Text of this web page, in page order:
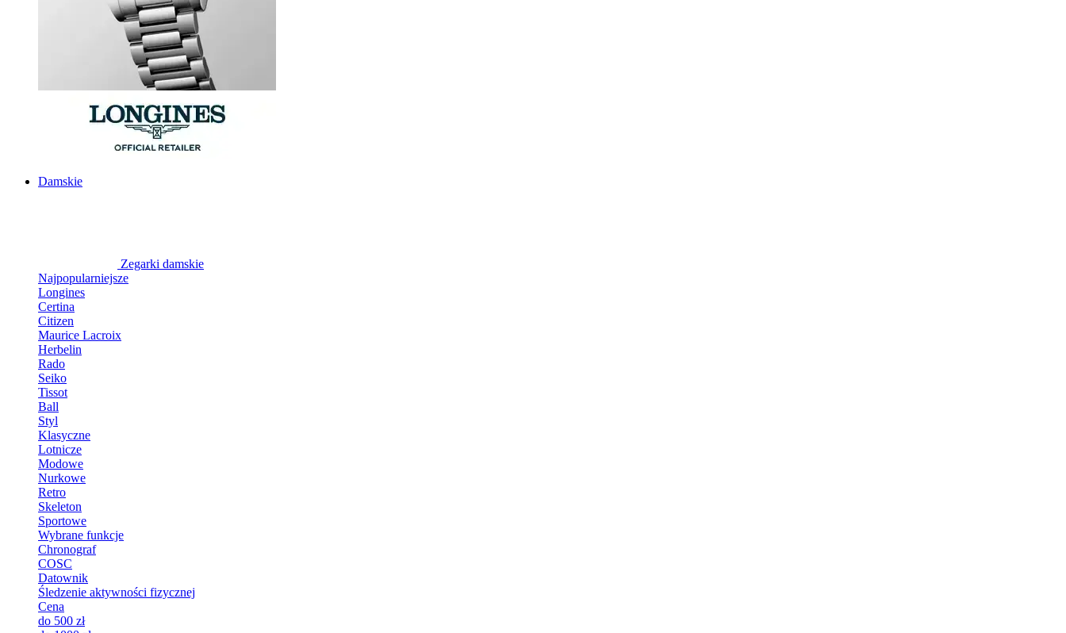
Damskie
Zegarki damskie
Najpopularniejsze
Longines
Certina
Citizen
Maurice Lacroix
Herbelin
Rado
Seiko
Tissot
Ball
Styl
Klasyczne
Lotnicze
Modowe
Nurkowe
Retro
Skeleton
Sportowe
Wybrane funkcje
Chronograf
COSC
Datownik
Śledzenie aktywności fizycznej
Cena
do 500 zł